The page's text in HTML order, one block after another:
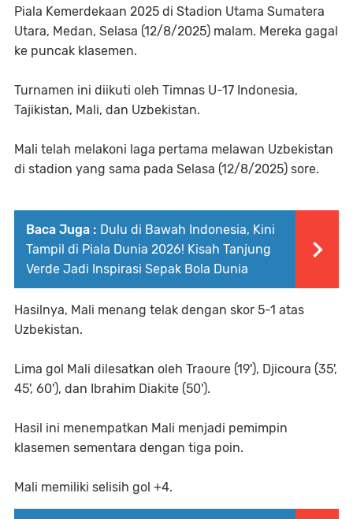
Piala Kemerdekaan 2025 di Stadion Utama Sumatera
Utara, Medan, Selasa (12/8/2025) malam. Mereka gagal
ke puncak klasemen.
Turnamen ini diikuti oleh Timnas U-17 Indonesia,
Tajikistan, Mali, dan Uzbekistan.
Mali telah melakoni laga pertama melawan Uzbekistan
di stadion yang sama pada Selasa (12/8/2025) sore.
Baca Juga : Dulu di Bawah Indonesia, Kini
Tampil di Piala Dunia 2026! Kisah Tanjung
Verde Jadi Inspirasi Sepak Bola Dunia
Hasilnya, Mali menang telak dengan skor 5-1 atas
Uzbekistan.
Lima gol Mali dilesatkan oleh Traoure (19'), Djicoura (35',
45', 60'), dan Ibrahim Diakite (50').
Hasil ini menempatkan Mali menjadi pemimpin
klasemen sementara dengan tiga poin.
Mali memiliki selisih gol +4.